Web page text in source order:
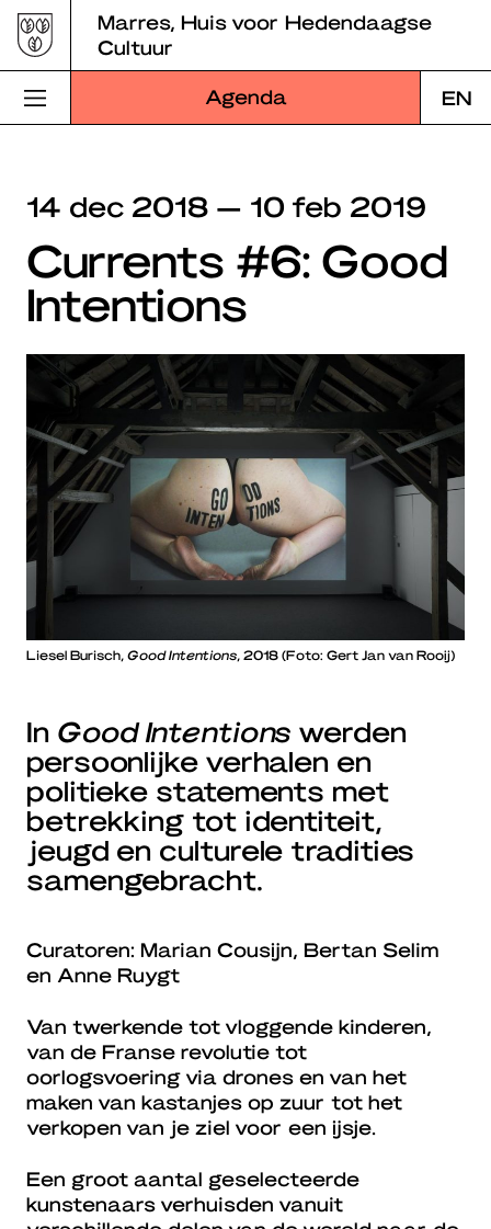
Skip
to
content
Marres, Huis voor Hedendaagse
Cultuur
Agenda EN
Programma
Educatie
Over Marres
Marres Kitchen
Shop
Zoek
14 dec 2018 — 10 feb 2019
Currents #6: Good
Intentions
Liesel Burisch, Good Intentions, 2018 (Foto: Gert Jan van Rooij)
In Good Intentions werden
persoonlijke verhalen en
politieke statements met
betrekking tot identiteit,
jeugd en culturele tradities
samengebracht.
Curatoren: Marian Cousijn, Bertan Selim
en Anne Ruygt
Van twerkende tot vloggende kinderen,
van de Franse revolutie tot
oorlogsvoering via drones en van het
maken van kastanjes op zuur tot het
verkopen van je ziel voor een ijsje.
Een groot aantal geselecteerde
kunstenaars verhuisden vanuit